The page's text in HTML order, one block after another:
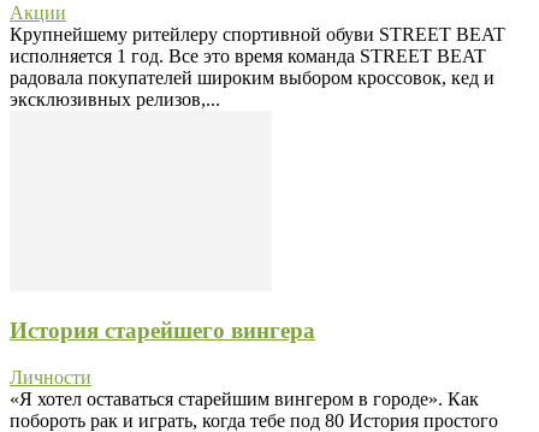
Акции
Крупнейшему ритейлеру спортивной обуви STREET BEAT
исполняется 1 год. Все это время команда STREET BEAT
радовала покупателей широким выбором кроссовок, кед и
эксклюзивных релизов,...
История старейшего вингера
Личности
«Я хотел оставаться старейшим вингером в городе». Как
побороть рак и играть, когда тебе под 80 История простого